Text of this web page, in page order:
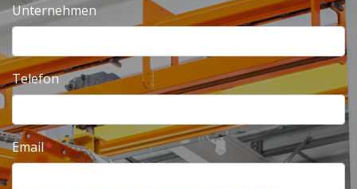
Unternehmen
Telefon
Email